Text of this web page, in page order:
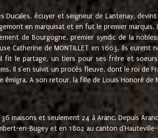
Ducales, écuyer et seigneur de Lantenay,
en marquisat et en fut le premier
de Bourgogne, premier syndic de la
Catherine de MONTILLET en 1663. Ils
fit le partage, un tiers pour ses frère et
Il s'en suivit un procès fleuve, dont le roi de
émigra. A son retour, la fille de Louis Honoré de
maisons et seulement 24 à Aranc. Depuis
en-Bugey et en 1802 au canton